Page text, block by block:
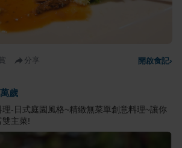
分享 開啟食記›
歲
-日式庭園風格~精緻無菜單創意料理~讓你
雙主菜!